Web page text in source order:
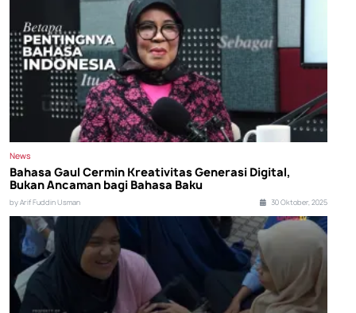
News
Bahasa Gaul Cermin Kreativitas Generasi Digital,
Bukan Ancaman bagi Bahasa Baku
by Arif Fuddin Usman 30 Oktober, 2025